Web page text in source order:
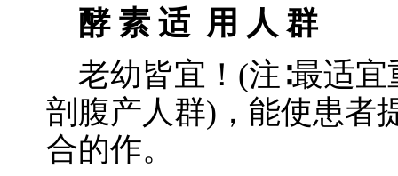
酵 素 适 用 人 群
老幼皆宜！(注∶最适宜
剖腹产人群)，能使患者
合的作。